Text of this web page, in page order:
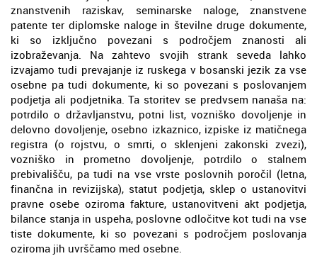
znanstvenih raziskav, seminarske naloge, znanstvene
patente ter diplomske naloge in številne druge dokumente,
ki so izključno povezani s področjem znanosti ali
izobraževanja. Na zahtevo svojih strank seveda lahko
izvajamo tudi prevajanje iz ruskega v bosanski jezik za vse
osebne pa tudi dokumente, ki so povezani s poslovanjem
podjetja ali podjetnika. Ta storitev se predvsem nanaša na:
potrdilo o državljanstvu, potni list, vozniško dovoljenje in
delovno dovoljenje, osebno izkaznico, izpiske iz matičnega
registra (o rojstvu, o smrti, o sklenjeni zakonski zvezi),
vozniško in prometno dovoljenje, potrdilo o stalnem
prebivališču, pa tudi na vse vrste poslovnih poročil (letna,
finančna in revizijska), statut podjetja, sklep o ustanovitvi
pravne osebe oziroma fakture, ustanovitveni akt podjetja,
bilance stanja in uspeha, poslovne odločitve kot tudi na vse
tiste dokumente, ki so povezani s področjem poslovanja
oziroma jih uvrščamo med osebne.